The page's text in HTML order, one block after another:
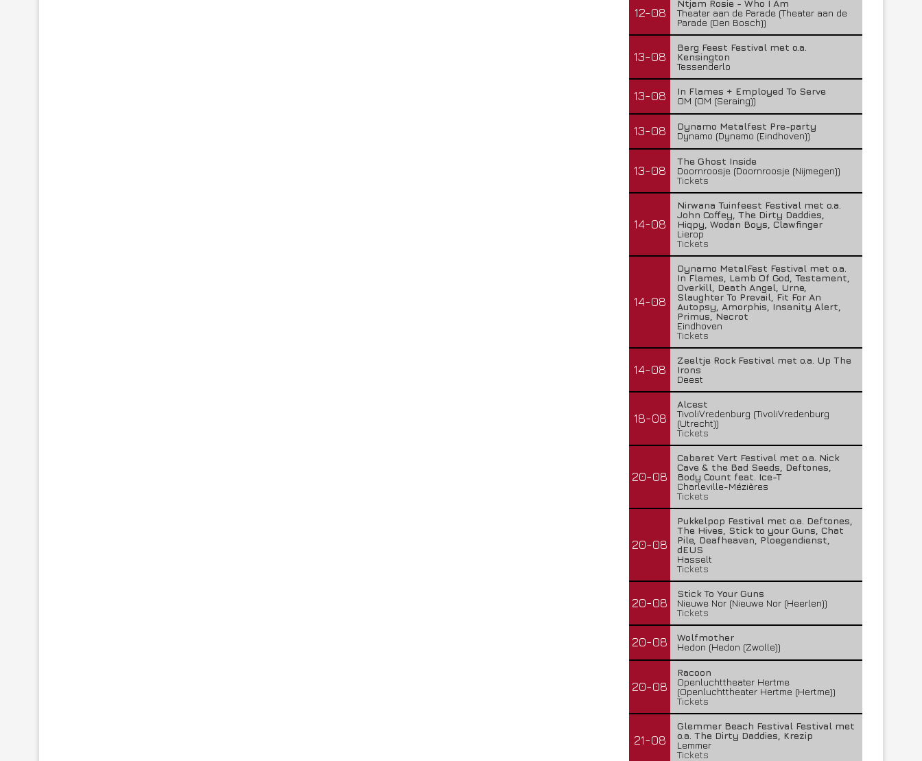
12-08
Ntjam Rosie - Who I Am
Theater aan de Parade (Theater aan de
Parade (Den Bosch))
13-08
Berg Feest Festival met o.a.
Kensington
Tessenderlo
13-08
In Flames + Employed To Serve
OM (OM (Seraing))
13-08
Dynamo Metalfest Pre-party
Dynamo (Dynamo (Eindhoven))
13-08
The Ghost Inside
Doornroosje (Doornroosje (Nijmegen))
Tickets
14-08
Nirwana Tuinfeest Festival met o.a.
John Coffey, The Dirty Daddies,
Hiqpy, Wodan Boys, Clawfinger
Lierop
Tickets
14-08
Dynamo MetalFest Festival met o.a.
In Flames, Lamb Of God, Testament,
Overkill, Death Angel, Urne,
Slaughter To Prevail, Fit For An
Autopsy, Amorphis, Insanity Alert,
Primus, Necrot
Eindhoven
Tickets
14-08
Zeeltje Rock Festival met o.a. Up The
Irons
Deest
18-08
Alcest
TivoliVredenburg (TivoliVredenburg
(Utrecht))
Tickets
20-08
Cabaret Vert Festival met o.a. Nick
Cave & the Bad Seeds, Deftones,
Body Count feat. Ice-T
Charleville-Mézières
Tickets
20-08
Pukkelpop Festival met o.a. Deftones,
The Hives, Stick to your Guns, Chat
Pile, Deafheaven, Ploegendienst,
dEUS
Hasselt
Tickets
20-08
Stick To Your Guns
Nieuwe Nor (Nieuwe Nor (Heerlen))
Tickets
20-08
Wolfmother
Hedon (Hedon (Zwolle))
20-08
Racoon
Openluchttheater Hertme
(Openluchttheater Hertme (Hertme))
Tickets
21-08
Glemmer Beach Festival Festival met
o.a. The Dirty Daddies, Krezip
Lemmer
Tickets